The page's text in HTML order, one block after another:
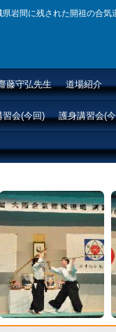
県岩間に残された開祖の合気
藤守弘先生 道場紹介
習会(今回) 護身講習会(